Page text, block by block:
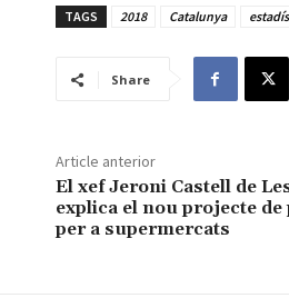
TAGS 2018 Catalunya
Share
Article anterior
El xef Jeroni Castell de
explica el nou projecte
per a supermercats